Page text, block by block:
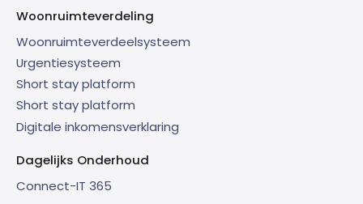
Woonruimteverdeling
Woonruimteverdeelsysteem
Urgentiesysteem
Short stay platform
Short stay platform
Digitale inkomensverklaring
Dagelijks Onderhoud
Connect-IT 365